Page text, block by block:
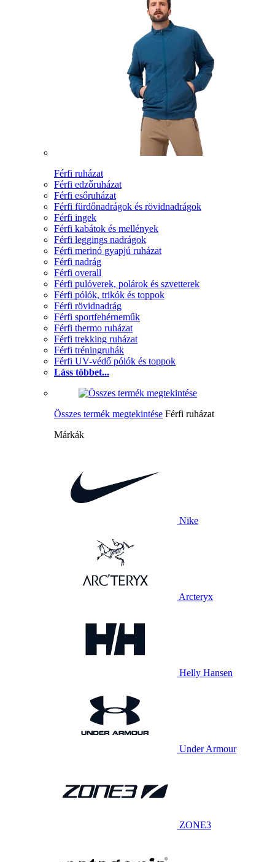
Férfi ruházat
Férfi edzőruházat
Férfi esőruházat
Férfi fürdőnadrágok és rövidnadrágok
Férfi ingek
Férfi kabátok és mellények
Férfi leggings nadrágok
Férfi merinó gyapjú ruházat
Férfi nadrág
Férfi overall
Férfi pulóverek, polárok és szvetterek
Férfi pólók, trikók és toppok
Férfi rövidnadrág
Férfi sportfehérneműk
Férfi thermo ruházat
Férfi trekking ruházat
Férfi tréningruhák
Férfi UV-védő pólók és toppok
Láss többet...
Összes termék megtekintése Férfi ruházat
Márkák
Nike
Arcteryx
Helly Hansen
Under Armour
ZONE3